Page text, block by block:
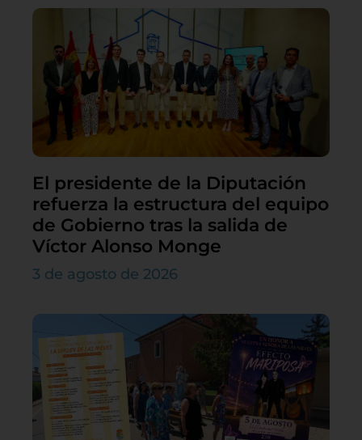
El presidente de la Diputación
refuerza la estructura del equipo
de Gobierno tras la salida de
Víctor Alonso Monge
3 de agosto de 2026